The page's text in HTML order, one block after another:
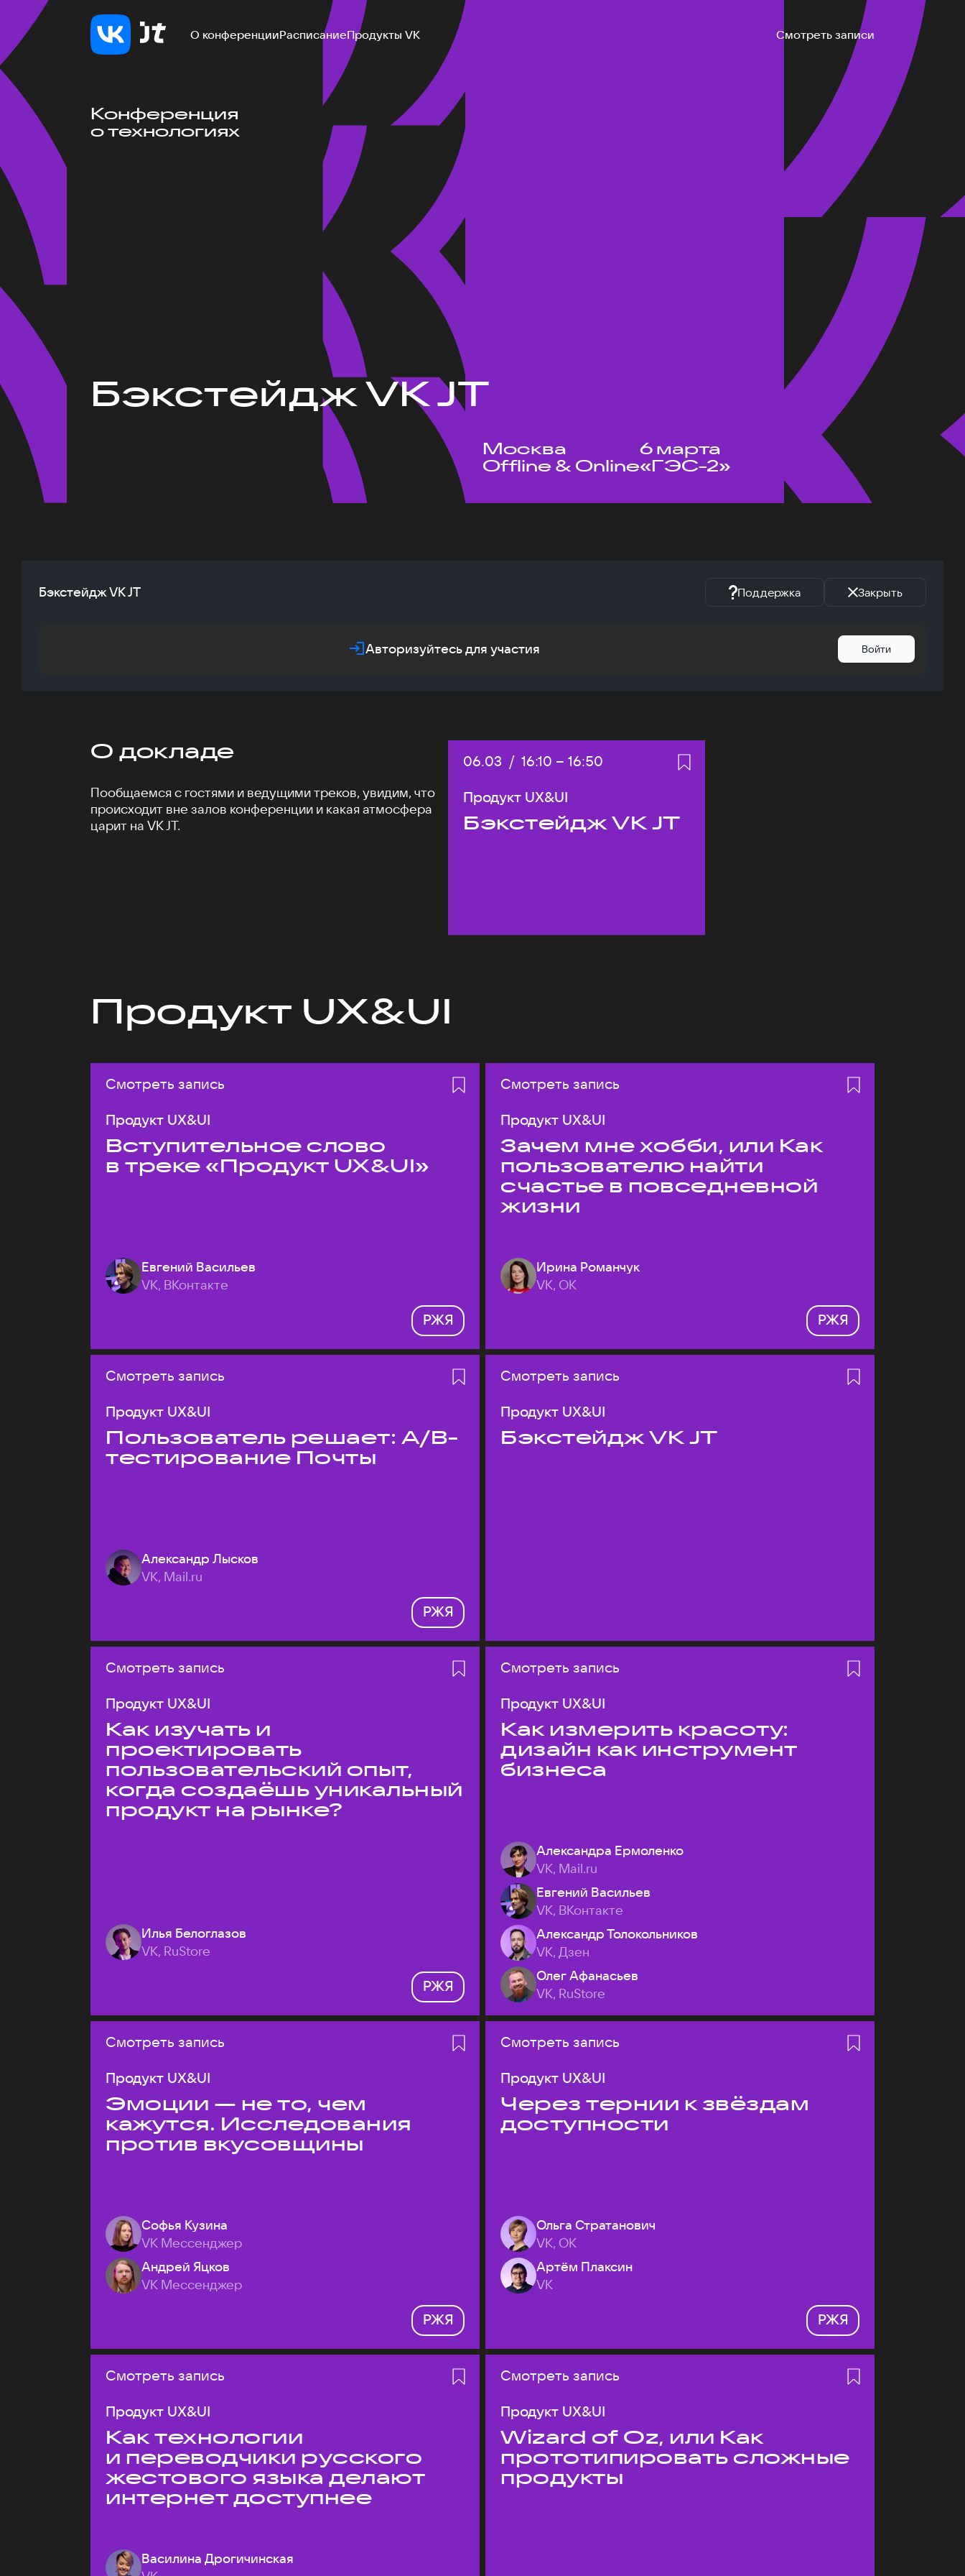
О конференцииРасписаниеПродукты VK Смотреть записи
Конференция
о технологиях
Бэкстейдж VK JT
Москва
Offline & Online
6 марта
«ГЭС-2»
Бэкстейдж VK JT Поддержка Закрыть
Авторизуйтесь для участия Войти
О докладе
Пообщаемся с гостями и ведущими треков, увидим, что
происходит вне залов конференции и какая атмосфера
царит на VK JT.
Дата:
06.03 / Начало:
16:10 – Конец:
16:50
Продукт UX&UI
Бэкстейдж VK JT
Продукт UX&UI
Смотреть запись
Продукт UX&UI
Вступительное слово
в треке «Продукт UX&UI»
Евгений Васильев
VK, ВКонтакте
РЖЯ
Смотреть запись
Продукт UX&UI
Зачем мне хобби, или Как
пользователю найти
счастье в повседневной
жизни
Ирина Романчук
VK, ОК
РЖЯ
Смотреть запись
Продукт UX&UI
Пользователь решает: A/B-
тестирование Почты
Александр Лысков
VK, Mail.ru
РЖЯ
Смотреть запись
Продукт UX&UI
Бэкстейдж VK JT
Смотреть запись
Продукт UX&UI
Как изучать и
проектировать
пользовательский опыт,
когда создаёшь уникальный
продукт на рынке?
Илья Белоглазов
VK, RuStore
РЖЯ
Смотреть запись
Продукт UX&UI
Как измерить красоту:
дизайн как инструмент
бизнеса
Александра Ермоленко
VK, Mail.ru
Евгений Васильев
VK, ВКонтакте
Александр Толокольников
VK, Дзен
Олег Афанасьев
VK, RuStore
Смотреть запись
Продукт UX&UI
Эмоции — не то, чем
кажутся. Исследования
против вкусовщины
Софья Кузина
VK Мессенджер
Андрей Яцков
VK Мессенджер
РЖЯ
Смотреть запись
Продукт UX&UI
Через тернии к звёздам
доступности
Ольга Стратанович
VK, ОК
Артём Плаксин
VK
РЖЯ
Смотреть запись
Продукт UX&UI
Как технологии
и переводчики русского
жестового языка делают
интернет доступнее
Василина Дрогичинская
Смотреть запись
Продукт UX&UI
Wizard of Oz, или Как
прототипировать сложные
продукты